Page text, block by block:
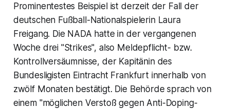
Prominentestes Beispiel ist derzeit der Fall der
deutschen Fußball-Nationalspielerin Laura
Freigang. Die NADA hatte in der vergangenen
Woche drei "Strikes", also Meldepflicht- bzw.
Kontrollversäumnisse, der Kapitänin des
Bundesligisten Eintracht Frankfurt innerhalb von
zwölf Monaten bestätigt. Die Behörde sprach von
einem "möglichen Verstoß gegen Anti-Doping-